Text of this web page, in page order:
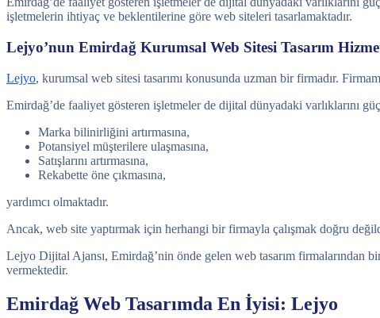
işletmelerin ihtiyaç ve beklentilerine göre web siteleri tasarlamaktadır.
Lejyo’nun Emirdağ Kurumsal Web Sitesi Tasarım
Lejyo, kurumsal web sitesi tasarımı konusunda uzman bir firmadır.
Emirdağ’de faaliyet gösteren işletmeler de dijital dünyadaki varlıklarını
Marka bilinirliğini artırmasına,
Potansiyel müşterilere ulaşmasına,
Satışlarını artırmasına,
Rekabette öne çıkmasına,
yardımcı olmaktadır.
Ancak, web site yaptırmak için herhangi bir firmayla çalışmak doğru
Lejyo Dijital Ajansı, Emirdağ’nin önde gelen web tasarım firmalarından
vermektedir.
Emirdağ Web Tasarımda En İyisi: Lejyo